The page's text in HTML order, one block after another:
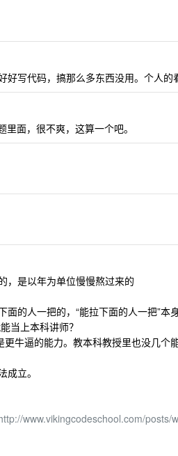
写代码，搞那么多东西没用。个人的
面，很不爽，这算一个吧。
，是以年为单位慢慢熬过来的
面的人一把的，“能拉下面的人一把”本
当上本科讲师？
牛逼的能力。教本科教授里也没几个
立。
www.vikingcodeschool.com/posts/